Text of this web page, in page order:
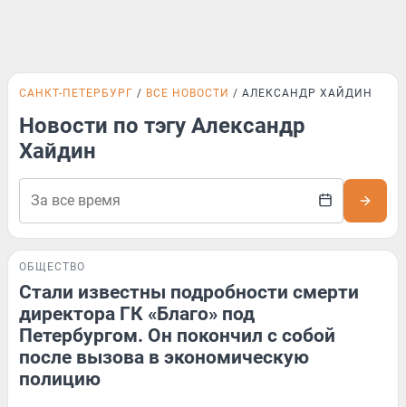
САНКТ-ПЕТЕРБУРГ ВСЕ НОВОСТИ АЛЕКСАНДР ХАЙДИН
Новости по тэгу Александр
Хайдин
ОБЩЕСТВО
Стали известны подробности смерти
директора ГК «Благо» под
Петербургом. Он покончил с собой
после вызова в экономическую
полицию